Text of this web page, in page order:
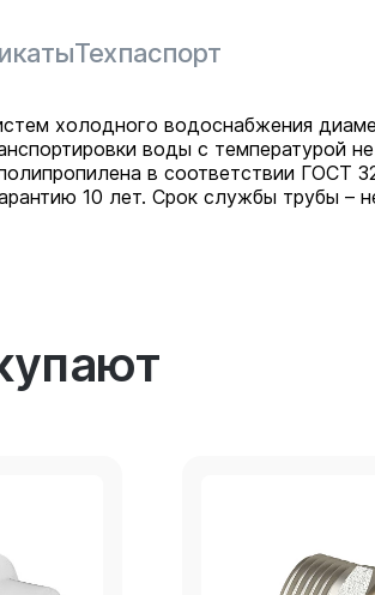
Техпаспорт
холодного водоснабжения
воды с температурой
в соответствии ГОСТ
10 лет. Срок службы трубы –